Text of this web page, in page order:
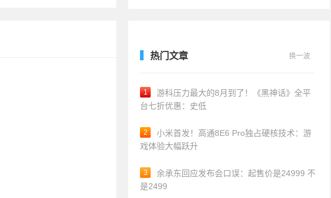
热门文章 换一波
1
游科压力最大的8月到了！《黑神话》全平
台七折优惠：史低
2
小米首发！高通8E6 Pro独占硬核技术：游
戏体验大幅跃升
3
余承东回应发布会口误：起售价是24999 不
是2499